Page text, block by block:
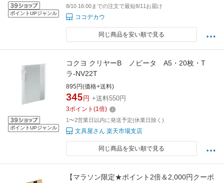
ポイントUPジャンル
8/10 16:00までの注文で最短8/11お届け
ココデカウ
同じ商品を安い順で見る
ポイントUPジャンル
コクヨ クリヤーB ノビータ A5・20枚・T
ラ-NV22T
895円(価格+送料)
345 円 +送料550円
3ポイント (1倍)
1〜2営業日以内に発送予定(休業日除く)
文具屋さん 楽天市場支店
同じ商品を安い順で見る
【マラソン限定★ポイント2倍＆2,000円クーポ